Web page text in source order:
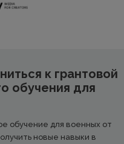
к грантовой
обучения для
обучение для военных от
новые навыки в